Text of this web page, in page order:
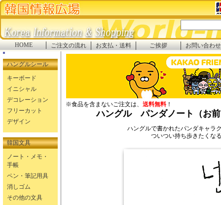
HOME ご注文の流れ お支払・送料 ご挨拶 お問い合わせ
ハングルシール
キーボード
イニシャル
デコレーション
フリーカット
デザイン
韓国文具
ノート・メモ・
手帳
ペン・筆記用具
消しゴム
その他の文具
※食品を含まないご注文は、 送料無料 ！
ハングル パンダノート（お
ハングルで書かれたパンダキャラ
ついつい持ち歩きたくな